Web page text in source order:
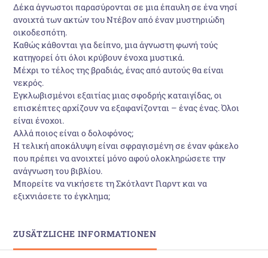
Δέκα άγνωστοι παρασύρονται σε μια έπαυλη σε ένα νησί
ανοιχτά των ακτών του Ντέβον από έναν μυστηριώδη
οικοδεσπότη.
Καθώς κάθονται για δείπνο, μια άγνωστη φωνή τούς
κατηγορεί ότι όλοι κρύβουν ένοχα μυστικά.
Μέχρι το τέλος της βραδιάς, ένας από αυτούς θα είναι
νεκρός.
Εγκλωβισμένοι εξαιτίας μιας σφοδρής καταιγίδας, οι
επισκέπτες αρχίζουν να εξαφανίζονται – ένας ένας. Όλοι
είναι ένοχοι.
Αλλά ποιος είναι ο δολοφόνος;
Η τελική αποκάλυψη είναι σφραγισμένη σε έναν φάκελο
που πρέπει να ανοιχτεί μόνο αφού ολοκληρώσετε την
ανάγνωση του βιβλίου.
Μπορείτε να νικήσετε τη Σκότλαντ Γιαρντ και να
εξιχνιάσετε το έγκλημα;
ZUSÄTZLICHE INFORMATIONEN